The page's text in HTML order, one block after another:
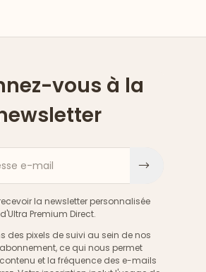
vous à la
e-mail
la newsletter personnalisée
d'Ultra Premium Direct.
des pixels de suivi au sein de nos
ce qui nous permet
et la fréquence des e-mails